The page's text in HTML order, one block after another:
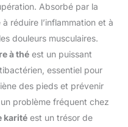
Absorbé par la
réduire l’inflammation et à
douleurs musculaires.
à thé est un puissant
essentiel pour
des pieds et prévenir
problème fréquent chez
karité est un trésor de